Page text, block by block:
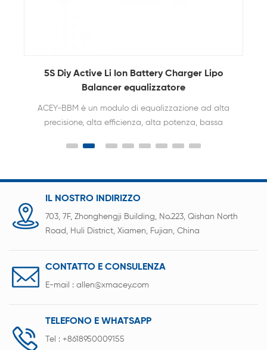
Circuito di bilanciamento attivo della batteria
agli ioni di litio 6S per pacchi batteria
Il bilanciamento della batteria ACEY può
mantenere la differenza di tensione di ciascuna
IL NOSTRO INDIRIZZO
703, 7F, Zhonghengji Building, No.223, Qishan North
Road, Huli District, Xiamen, Fujian, China
CONTATTO E CONSULENZA
E-mail : allen@xmacey.com
TELEFONO E WHATSAPP
Tel : +8618950009155